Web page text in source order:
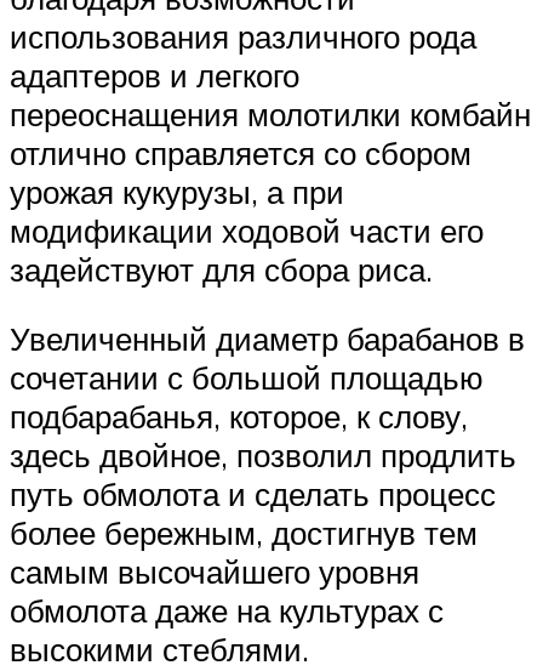
использования различного рода
адаптеров и легкого
переоснащения молотилки комбайн
отлично справляется со сбором
урожая кукурузы, а при
модификации ходовой части его
задействуют для сбора риса.
Увеличенный диаметр барабанов в
сочетании с большой площадью
подбарабанья, которое, к слову,
здесь двойное, позволил продлить
путь обмолота и сделать процесс
более бережным, достигнув тем
самым высочайшего уровня
обмолота даже на культурах с
высокими стеблями.